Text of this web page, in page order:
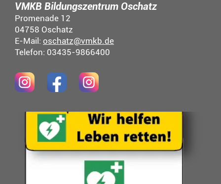
VMKB Bildungszentrum Oschatz
Promenade 12
04758 Oschatz
E-Mail: oschatz@vmkb.de
Telefon: 03435-9866400